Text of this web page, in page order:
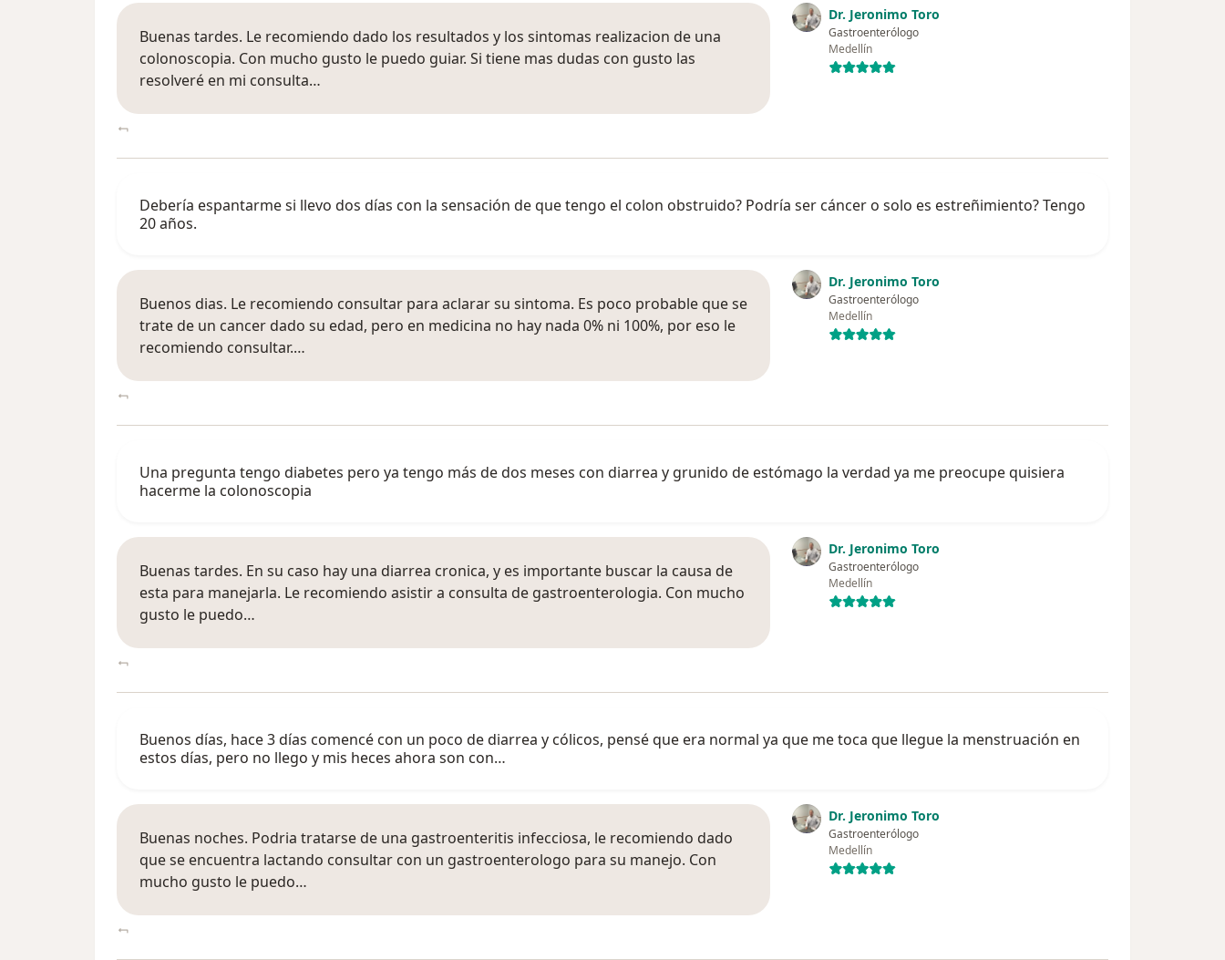
Dr. Jeronimo Toro
Gastroenterólogo
Medellín
Buenas tardes. Le recomiendo dado los resultados y los sintomas realizacion de una
colonoscopia. Con mucho gusto le puedo guiar. Si tiene mas dudas con gusto las
resolveré en mi consulta…
Debería espantarme si llevo dos días con la sensación de que tengo el colon obstruido? Podría ser cáncer o solo es estreñimiento? Tengo
20 años.
Dr. Jeronimo Toro
Gastroenterólogo
Medellín
Buenos dias. Le recomiendo consultar para aclarar su sintoma. Es poco probable que se
trate de un cancer dado su edad, pero en medicina no hay nada 0% ni 100%, por eso le
recomiendo consultar.…
Una pregunta tengo diabetes pero ya tengo más de dos meses con diarrea y grunido de estómago la verdad ya me preocupe quisiera
hacerme la colonoscopia
Dr. Jeronimo Toro
Gastroenterólogo
Medellín
Buenas tardes. En su caso hay una diarrea cronica, y es importante buscar la causa de
esta para manejarla. Le recomiendo asistir a consulta de gastroenterologia. Con mucho
gusto le puedo…
Buenos días, hace 3 días comencé con un poco de diarrea y cólicos, pensé que era normal ya que me toca que llegue la menstruación en
estos días, pero no llego y mis heces ahora son con…
Dr. Jeronimo Toro
Gastroenterólogo
Medellín
Buenas noches. Podria tratarse de una gastroenteritis infecciosa, le recomiendo dado
que se encuentra lactando consultar con un gastroenterologo para su manejo. Con
mucho gusto le puedo…